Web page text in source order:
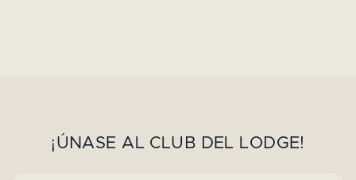
¡ÚNASE AL CLUB DEL LODGE!